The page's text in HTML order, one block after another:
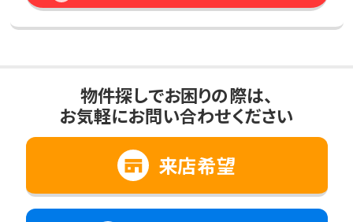
物件探しでお困りの際は、
お気軽にお問い合わせください
来店希望